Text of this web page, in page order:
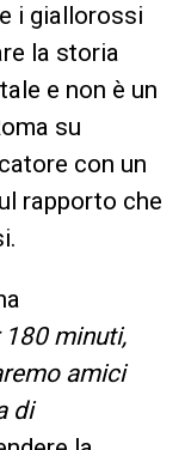
i giallorossi
la storia
e non è un
su
con un
rapporto che
minuti,
amici
di